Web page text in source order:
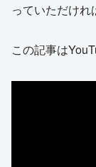
っていただけれ
この記事は